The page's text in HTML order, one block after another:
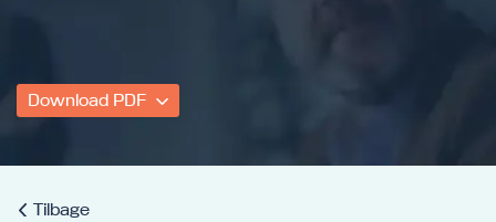
Download PDF
Tilbage